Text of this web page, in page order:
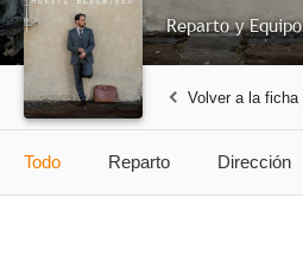
Reparto y Equipo
Volver a la ficha
Todo Reparto Dirección